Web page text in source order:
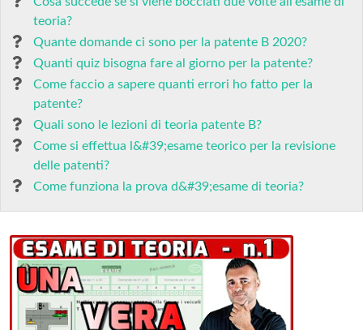
teoria?
Quante domande ci sono per la patente B 2020?
Quanti quiz bisogna fare al giorno per la patente?
Come faccio a sapere quanti errori ho fatto per la
patente?
Quali sono le lezioni di teoria patente B?
Come si effettua l&#39;esame teorico per la revisione
delle patenti?
Come funziona la prova d&#39;esame di teoria?